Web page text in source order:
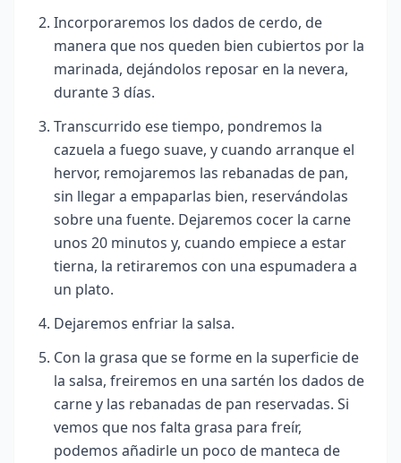
Incorporaremos los dados de cerdo, de
manera que nos queden bien cubiertos por la
marinada, dejándolos reposar en la nevera,
durante 3 días.
Transcurrido ese tiempo, pondremos la
cazuela a fuego suave, y cuando arranque el
hervor, remojaremos las rebanadas de pan,
sin llegar a empaparlas bien, reservándolas
sobre una fuente. Dejaremos cocer la carne
unos 20 minutos y, cuando empiece a estar
tierna, la retiraremos con una espumadera a
un plato.
Dejaremos enfriar la salsa.
Con la grasa que se forme en la superficie de
la salsa, freiremos en una sartén los dados de
carne y las rebanadas de pan reservadas. Si
vemos que nos falta grasa para freír,
podemos añadirle un poco de manteca de